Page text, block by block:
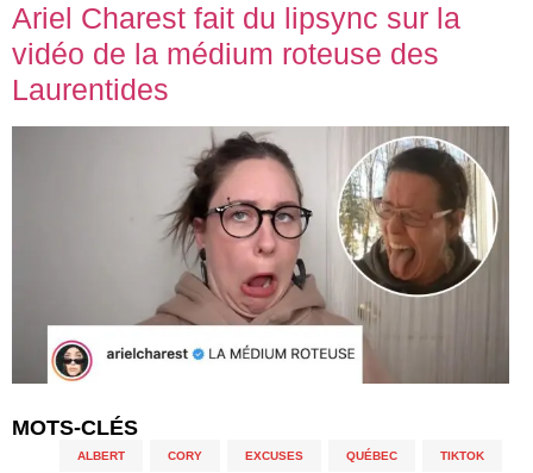
Ariel Charest fait du lipsync sur la
vidéo de la médium roteuse des
Laurentides
MOTS-CLÉS
ALBERT CORY EXCUSES QUÉBEC TIKTOK